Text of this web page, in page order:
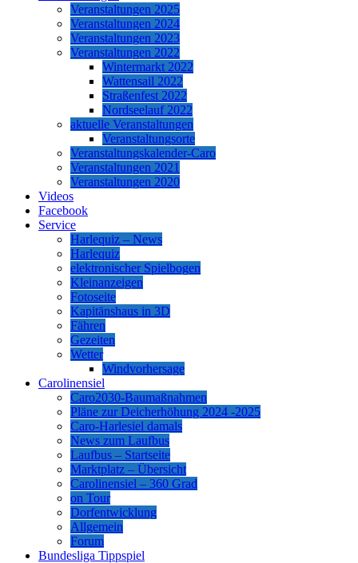
Veranstaltungen 2025
Veranstaltungen 2024
Veranstaltungen 2023
Veranstaltungen 2022
Wintermarkt 2022
Wattensail 2022
Straßenfest 2022
Nordseelauf 2022
aktuelle Veranstaltungen
Veranstaltungsorte
Veranstaltungskalender-Caro
Veranstaltungen 2021
Veranstaltungen 2020
Videos
Facebook
Service
Harlequiz – News
Harlequiz
elektronischer Spielbogen
Kleinanzeigen
Fotoseite
Kapitänshaus in 3D
Fähren
Gezeiten
Wetter
Windvorhersage
Carolinensiel
Caro2030-Baumaßnahmen
Pläne zur Deicherhöhung 2024 -2025
Caro-Harlesiel damals
News zum Laufbus
Laufbus – Startseite
Marktplatz – Übersicht
Carolinensiel – 360 Grad
on Tour
Dorfentwicklung
Allgemein
Forum
Bundesliga Tippspiel